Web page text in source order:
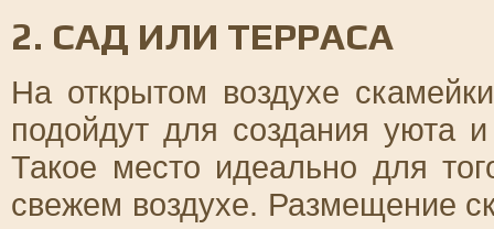
2. САД ИЛИ ТЕРРАСА
На открытом воздухе
подойдут для создания уюта
Такое место идеально для
свежем воздухе. Размещение